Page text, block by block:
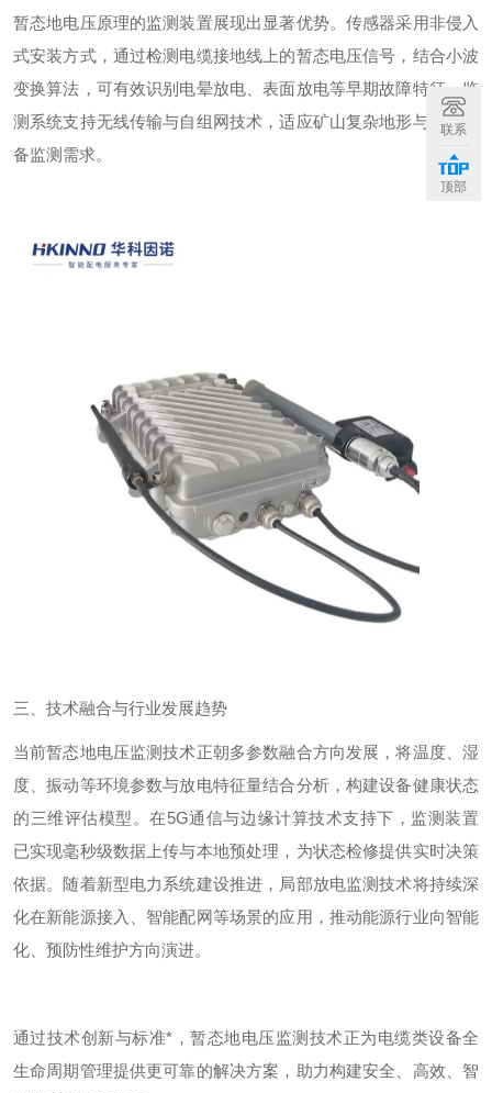
暂态地电压原理的监测装置展现出显著优势。传感器采用非侵入
式安装方式，通过检测电缆接地线上的暂态电压信号，结合小波
变换算法，可有效识别电晕放电、表面放电等早期故障特征。监
测系统支持无线传输与自组网技术，适应矿山复杂地形与移动设
备监测需求。
三、技术融合与行业发展趋势
当前暂态地电压监测技术正朝多参数融合方向发展，将温度、湿
度、振动等环境参数与放电特征量结合分析，构建设备健康状态
的三维评估模型。在5G通信与边缘计算技术支持下，监测装置
已实现毫秒级数据上传与本地预处理，为状态检修提供实时决策
依据。随着新型电力系统建设推进，局部放电监测技术将持续深
化在新能源接入、智能配网等场景的应用，推动能源行业向智能
化、预防性维护方向演进。
通过技术创新与标准*，暂态地电压监测技术正为电缆类设备全
生命周期管理提供更可靠的解决方案，助力构建安全、高效、智
联系
顶部